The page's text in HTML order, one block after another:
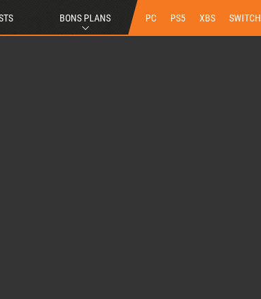
BONS PLANS PC PS5 XBS SWITCH